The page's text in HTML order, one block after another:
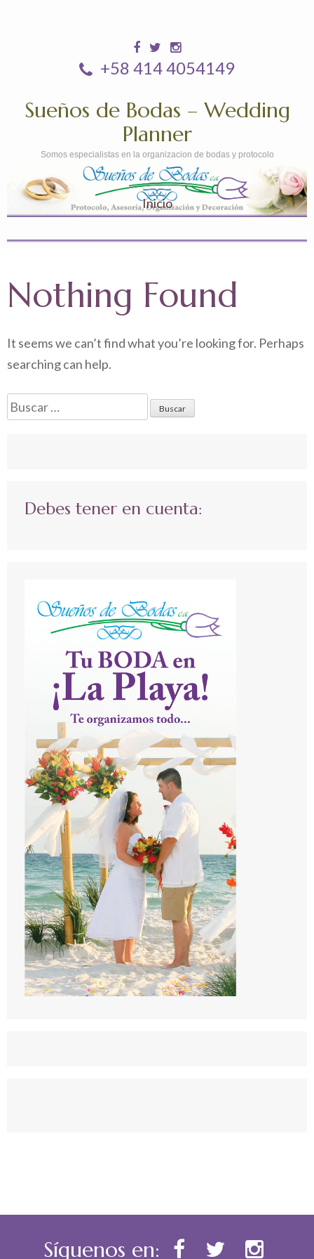
+58 414 4054149
Sueños de Bodas – Wedding
Planner
Somos especialistas en la organizacion de bodas y protocolo
Inicio
Nothing Found
It seems we can’t find what you’re looking for. Perhaps
searching can help.
Buscar:
Debes tener en cuenta:
Síguenos en: